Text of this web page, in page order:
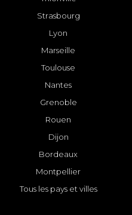
Strasbourg
Lyon
Marseille
Toulouse
Nantes
Grenoble
Rouen
Dijon
Bordeaux
Montpellier
Tous les pays et villes